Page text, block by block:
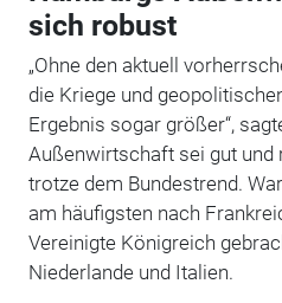
sich robust
„Ohne den aktuell
die Kriege und
Ergebnis sogar größer“,
Außenwirtschaft sei gut und
trotze dem Bundestrend.
am häufigsten nach
Vereinigte Königreich
Niederlande und Italien.